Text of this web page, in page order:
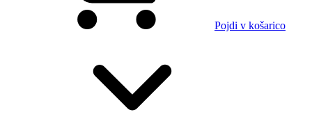
Pojdi v košarico